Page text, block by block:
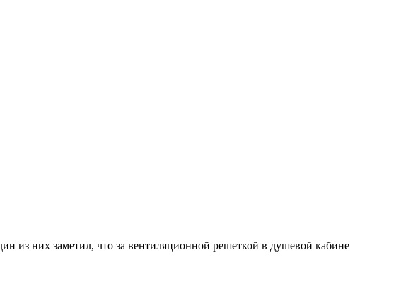
из них заметил, что за вентиляционной решеткой в душевой кабине